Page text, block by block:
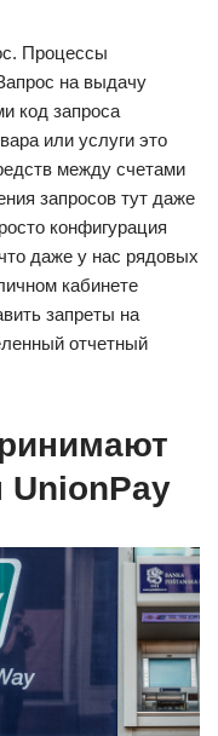
Процессы
на выдачу
код запроса
или услуги это
между счетами
запросов тут даже
конфигурация
даже у нас рядовых
кабинете
запреты на
отчетный
UnionPay